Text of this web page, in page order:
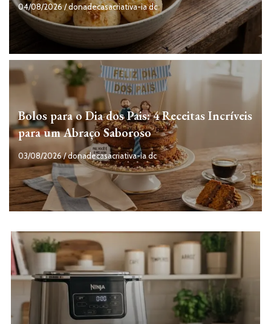
04/08/2026/donadecasacriativa-ia dc
Bolos para o Dia dos Pais: 4 Receitas Incríveis
para um Abraço Saboroso
03/08/2026/donadecasacriativa-ia dc